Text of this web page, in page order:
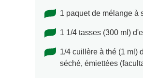
1 paquet de mélange à
1 1/4 tasses (300 ml)
1/4 cuillère à thé (1 ml)
séché, émiettées